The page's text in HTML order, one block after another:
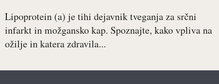
Lipoprotein (a) je tihi dejavnik tveganja za srčni
infarkt in možgansko kap. Spoznajte, kako vpliva na
ožilje in katera zdravila...